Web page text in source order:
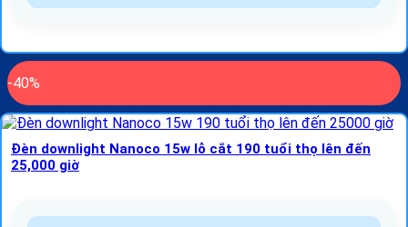
-40%
Đèn downlight Nanoco 15w lỗ cắt 190 tuổi thọ lên đến
25,000 giờ